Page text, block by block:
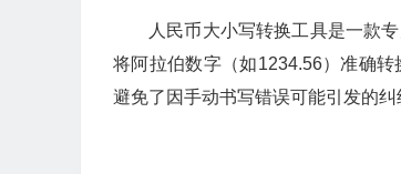
人民币大小写转换工具是一款
将阿拉伯数字（如1234.56）准确
避免了因手动书写错误可能引发的